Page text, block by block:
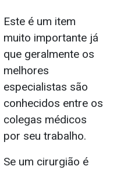
Este é um item
muito importante já
que geralmente os
melhores
especialistas são
conhecidos entre os
colegas médicos
por seu trabalho.
Se um cirurgião é